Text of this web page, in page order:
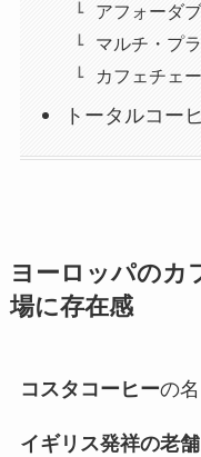
アフォーダ
マルチ・プ
カフェチェ
トータルコー
ヨーロッパのカ
場に存在感
コスタコーヒーの
イギリス発祥の老